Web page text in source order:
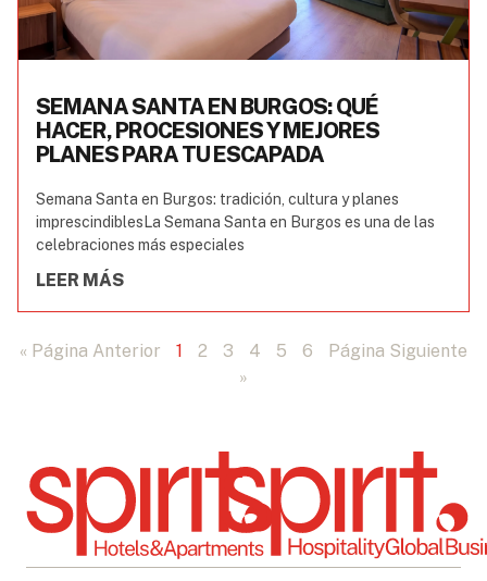
SEMANA SANTA EN BURGOS: QUÉ
HACER, PROCESIONES Y MEJORES
PLANES PARA TU ESCAPADA
Semana Santa en Burgos: tradición, cultura y planes
imprescindiblesLa Semana Santa en Burgos es una de las
celebraciones más especiales
LEER MÁS
« Página Anterior 1 2 3 4 5 6
Página Siguiente
»